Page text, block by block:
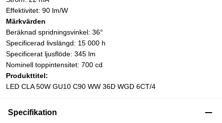
Effektivitet: 90 lm/W
Märkvärden
Beräknad spridningsvinkel: 36°
Specificerad livslängd: 15 000 h
Specificerat ljusflöde: 345 lm
Nominell toppintensitet: 700 cd
Produkttitel:
LED CLA 50W GU10 C90 WW 36D WGD 6CT/4
Specifikation